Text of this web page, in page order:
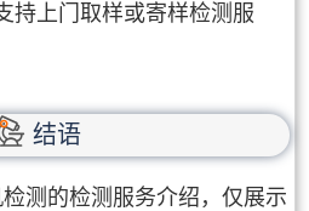
持上门取样或寄样检测服
结语
测的检测服务介绍，仅展示